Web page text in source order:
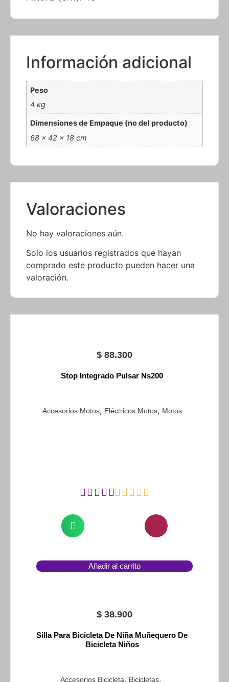
Información adicional
Peso
4 kg
Dimensiones de Empaque (no del producto)
68 × 42 × 18 cm
Valoraciones
No hay valoraciones aún.
Solo los usuarios registrados que hayan
comprado este producto pueden hacer una
valoración.
$ 88.300
Stop Integrado Pulsar Ns200
Accesorios Motos, Eléctricos Motos, Motos
Añadir al carrito
$ 38.900
Silla Para Bicicleta De Niña Muñequero De
Bicicleta Niños
Accesorios Bicicleta, Bicicletas,